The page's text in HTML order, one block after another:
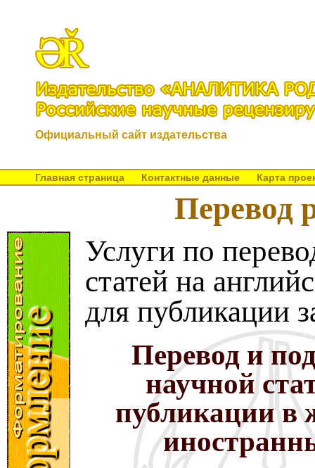
Официальный сайт издательства
Главная страница Контактные данные Карта
Перевод
Услуги по
статей на
для публикации
Перевод и
научной
публикации в